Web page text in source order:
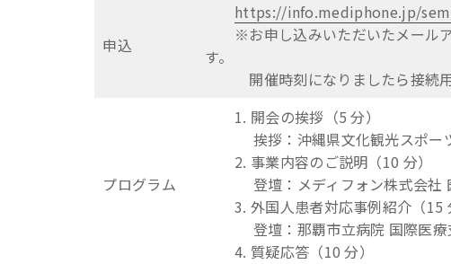
申込
https://info.mediphone.jp/
※お申し込みいただいたメールア
す。
開催時刻になりましたら接続用
プログラム
1. 開会の挨拶（5 分）
挨拶：沖縄県文化観光スポー
2. 事業内容のご説明（10 分）
登壇：メディフォン株式会社 医
3. 外国人患者対応事例紹介（15
登壇：那覇市立病院 国際医療
4. 質疑応答（10 分）